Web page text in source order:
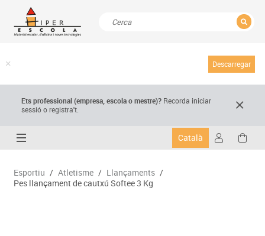
Descarregar
Ets professional (empresa,escola o mestre)? Recorda iniciar
sessió o registra't.
Català
Esportiu / Atletisme / Llançaments /
Pes llançament de cautxú Softee 3 Kg